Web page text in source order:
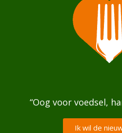
“Oog voor voedsel,
Ik wil de